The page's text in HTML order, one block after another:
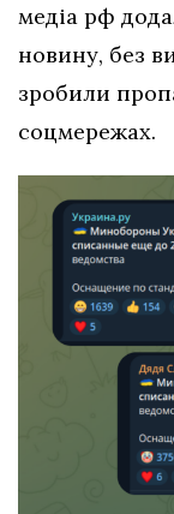
медіа рф
новину, без
зробили
соцмережах.